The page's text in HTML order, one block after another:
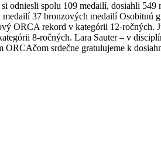
odniesli spolu 109 medailí, dosiahli 549
37 bronzových medailí Osobitnú
ORCA rekord v kategórii 12-ročných.
8-ročných. Lara Sauter – v
srdečne gratulujeme k